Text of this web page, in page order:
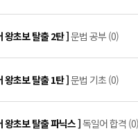
왕초보 탈출 2탄 ]문법 공부 (0)
왕초보 탈출 1탄 ]문법 기초 (0)
왕초보 탈출 파닉스 ]독일어 합격 (0)